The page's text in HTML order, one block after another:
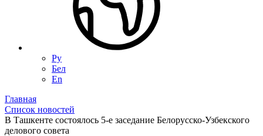
Ру
Бел
En
Главная
Список новостей
В Ташкенте состоялось 5-е заседание Белорусско-Узбекского
делового совета